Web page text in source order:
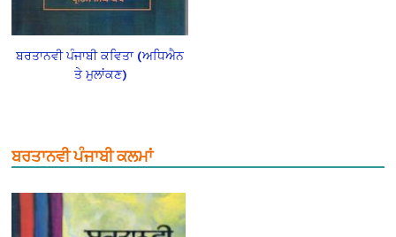
ਬਰਤਾਨਵੀ ਪੰਜਾਬੀ ਕਵਿਤਾ (ਅਧਿਐਨ
ਤੇ ਮੁਲਾਂਕਣ)
ਬਰਤਾਨਵੀ ਪੰਜਾਬੀ ਕਲਮਾਂ